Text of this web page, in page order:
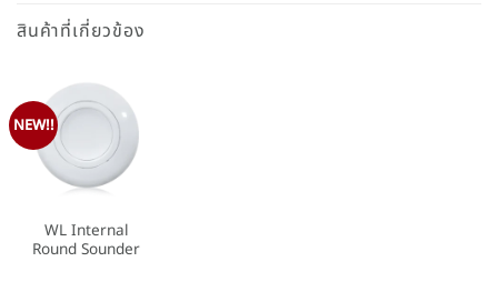
สินค้าที่เกี่ยวข้อง
NEW!!
WL Internal
Round Sounder